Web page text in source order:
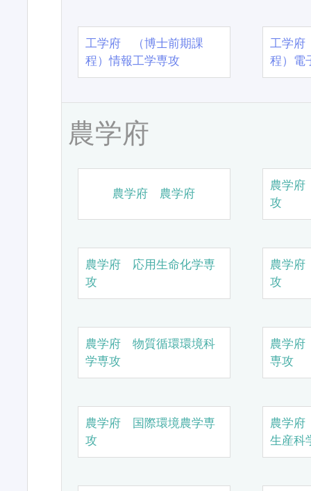
工学府 （博士前期課
程）情報工学専攻
工学
程）電
農学府
農学府 農学府
農学
攻
農学府 応用生命化学専
攻
農学
攻
農学府 物質循環環境科
学専攻
農学
専攻
農学府 国際環境農学専
攻
農学
生産科